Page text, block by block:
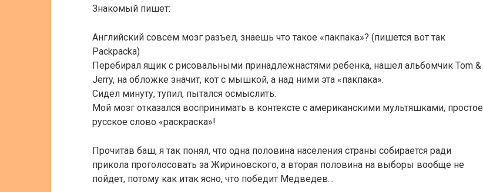
Знакомый пишет:
Английский совсем мозг разъел, знаешь что такое «пакпака»? (пишется вот так
Packpacka)
Перебирал ящик с рисовальными принадлежнастями ребенка, нашел альбомчик Tom &
Jerry, на обложке значит, кот с мышкой, а над ними эта «пакпака».
Сидел минуту, тупил, пытался осмыслить.
Мой мозг отказался воспринимать в контексте с американскими мультяшками, простое
русское слово «раскраска»!
Прочитав баш, я так понял, что одна половина населения страны собирается ради
прикола проголосовать за Жириновского, а вторая половина на выборы вообще не
пойдет, потому как итак ясно, что победит Медведев…